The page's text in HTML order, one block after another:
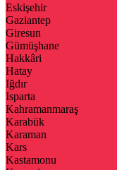
Eskişehir
Gaziantep
Giresun
Gümüşhane
Hakkâri
Hatay
Iğdır
Isparta
Kahramanmaraş
Karabük
Karaman
Kars
Kastamonu